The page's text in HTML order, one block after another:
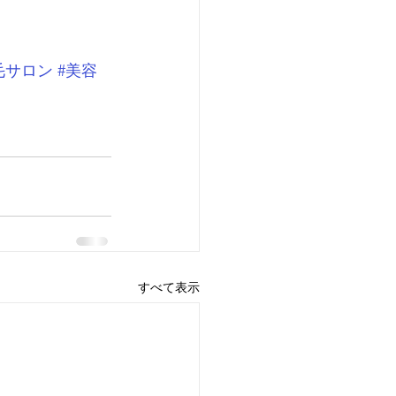
サロン #美容
すべて表示